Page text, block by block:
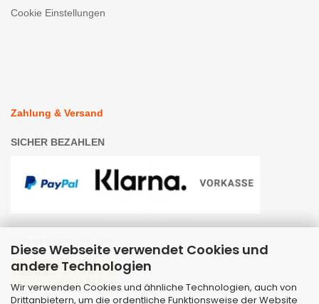
Diese Webseite verwendet Cookies und
andere Technologien
Wir verwenden Cookies und ähnliche Technologien, auch von
Drittanbietern, um die ordentliche Funktionsweise der Website
Cookie Einstellungen
Zahlung & Versand
SICHER BEZAHLEN
WIR VERSENDEN MIT